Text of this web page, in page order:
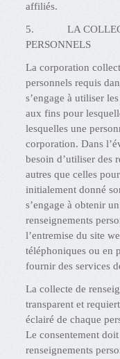
affiliés.
5. LA
PERSONNELS
La corporation
personnels requis
s’engage à utiliser
aux fins pour
lesquelles une
corporation. Dans
besoin d’utiliser des
autres que celles
initialement donné
s’engage à obtenir
renseignements
l’entremise du site
téléphoniques ou en
fournir des services
La collecte de
transparent et
éclairé de chaque
Le consentement
renseignements